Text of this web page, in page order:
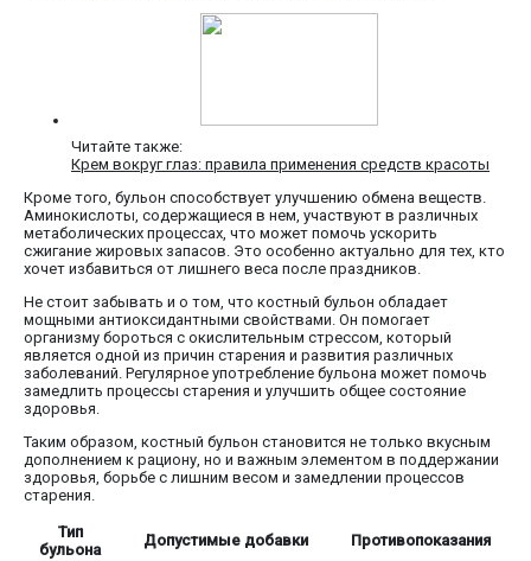
Читайте также:
Крем вокруг глаз: правила применения средств красоты
Кроме того, бульон способствует улучшению обмена веществ.
Аминокислоты, содержащиеся в нем, участвуют в различных
метаболических процессах, что может помочь ускорить
сжигание жировых запасов. Это особенно актуально для тех, кто
хочет избавиться от лишнего веса после праздников.
Не стоит забывать и о том, что костный бульон обладает
мощными антиоксидантными свойствами. Он помогает
организму бороться с окислительным стрессом, который
является одной из причин старения и развития различных
заболеваний. Регулярное употребление бульона может помочь
замедлить процессы старения и улучшить общее состояние
здоровья.
Таким образом, костный бульон становится не только вкусным
дополнением к рациону, но и важным элементом в поддержании
здоровья, борьбе с лишним весом и замедлении процессов
старения.
Тип
бульона
Допустимые добавки Противопоказания